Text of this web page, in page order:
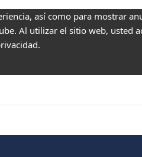
así como para mostrar
Al utilizar el sitio web, usted